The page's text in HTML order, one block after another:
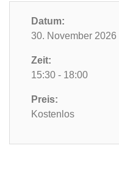
Datum:
30. November 2026
Zeit:
15:30 - 18:00
Preis:
Kostenlos